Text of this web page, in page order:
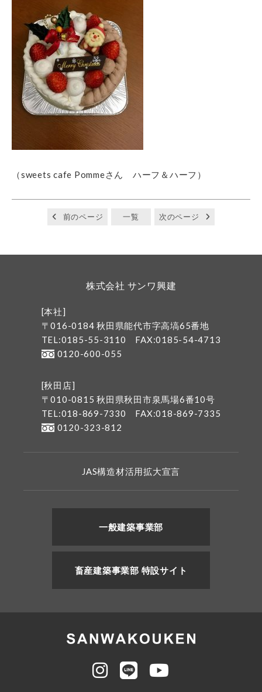
（sweets cafe Pommeさん ハーフ＆ハーフ）
前のページ 一覧 次のページ
株式会社 サンワ興建
[本社]
〒016-0184 秋田県能代市字高塙65番地
TEL:0185-55-3110
FAX:0185-54-4713
0120-600-055
[秋田店]
〒010-0815 秋田県秋田市泉馬場6番10号
TEL:018-869-7330
FAX:018-869-7335
0120-323-812
JAS構造材活用拡大宣言
一般建築事業部
畜産建築事業部 特設サイト